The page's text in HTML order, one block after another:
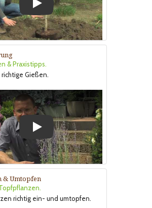
& Praxistipps.
richtige Gießen.
& Umtopfen
richtig ein- und umtopfen.